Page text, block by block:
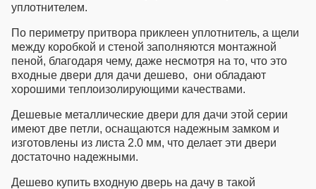
уплотнителем.
По периметру притвора приклеен уплотнитель, а щели
между коробкой и стеной заполняются монтажной
пеной, благодаря чему, даже несмотря на то, что это
входные двери для дачи дешево, они обладают
хорошими теплоизолирующими качествами.
Дешевые металлические двери для дачи этой серии
имеют две петли, оснащаются надежным замком и
изготовлены из листа 2.0 мм, что делает эти двери
достаточно надежными.
Дешево купить входную дверь на дачу в такой